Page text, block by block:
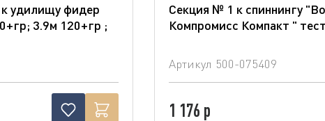
удилищу фидер
3.9м 120+гр ;
Секция № 1 к спиннингу
Компромисс Компакт "
Артикул 500-075409
1 176 р